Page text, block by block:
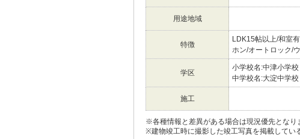
用途地域
特徴
LDK15帖以上/和室
ホン/オートロック/
学区
小学校名:中津小学校
中学校名:大淀中学校
施工
※各種情報と差異がある場合は現況優先となり
※建物竣工時に撮影した竣工写真を掲載してい